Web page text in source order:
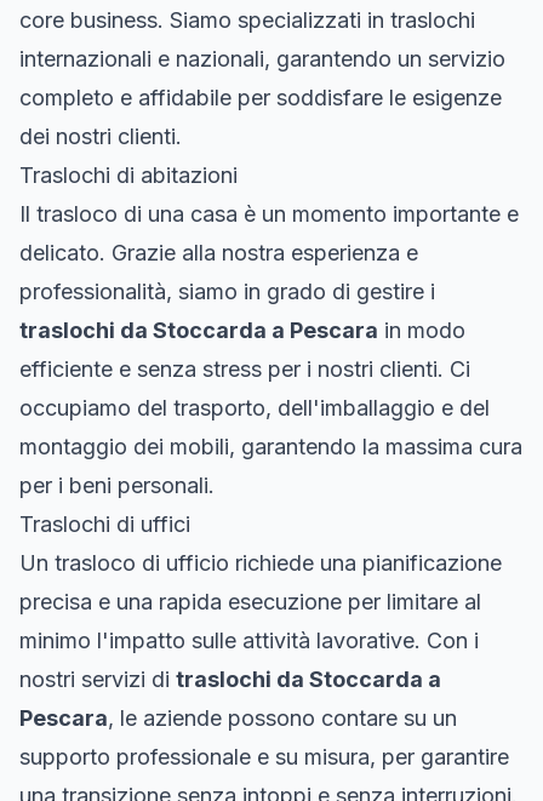
core business. Siamo specializzati in traslochi
internazionali e nazionali, garantendo un servizio
completo e affidabile per soddisfare le esigenze
dei nostri clienti.
Traslochi di abitazioni
Il trasloco di una casa è un momento importante e
delicato. Grazie alla nostra esperienza e
professionalità, siamo in grado di gestire i
traslochi da Stoccarda a Pescara in modo
efficiente e senza stress per i nostri clienti. Ci
occupiamo del trasporto, dell'imballaggio e del
montaggio dei mobili, garantendo la massima cura
per i beni personali.
Traslochi di uffici
Un trasloco di ufficio richiede una pianificazione
precisa e una rapida esecuzione per limitare al
minimo l'impatto sulle attività lavorative. Con i
nostri servizi di traslochi da Stoccarda a
Pescara, le aziende possono contare su un
supporto professionale e su misura, per garantire
una transizione senza intoppi e senza interruzioni.